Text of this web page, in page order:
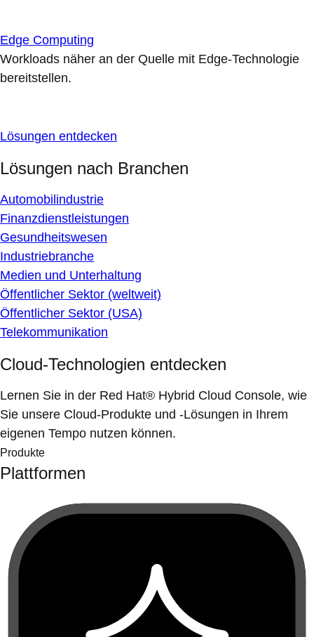
Edge Computing
Workloads näher an der Quelle mit Edge-Technologie
bereitstellen.
Lösungen entdecken
Lösungen nach Branchen
Automobilindustrie
Finanzdienstleistungen
Gesundheitswesen
Industriebranche
Medien und Unterhaltung
Öffentlicher Sektor (weltweit)
Öffentlicher Sektor (USA)
Telekommunikation
Cloud-Technologien entdecken
Lernen Sie in der Red Hat® Hybrid Cloud Console, wie
Sie unsere Cloud-Produkte und -Lösungen in Ihrem
eigenen Tempo nutzen können.
Produkte
Plattformen